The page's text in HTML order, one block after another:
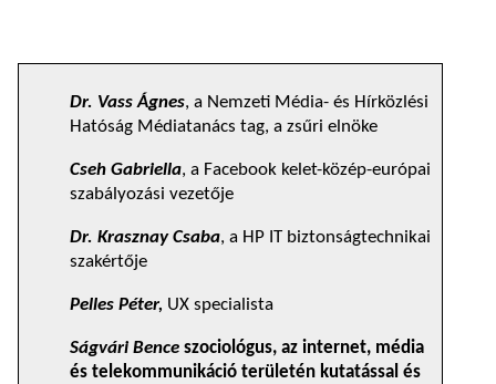
Dr. Vass Ágnes, a Nemzeti Média- és Hírközlési
Hatóság Médiatanács tag, a zsűri elnöke
Cseh Gabriella, a Facebook kelet-közép-európai
szabályozási vezetője
Dr. Krasznay Csaba, a HP IT biztonságtechnikai
szakértője
Pelles Péter, UX specialista
Ságvári Bence szociológus, az internet, média
és telekommunikáció területén kutatással és